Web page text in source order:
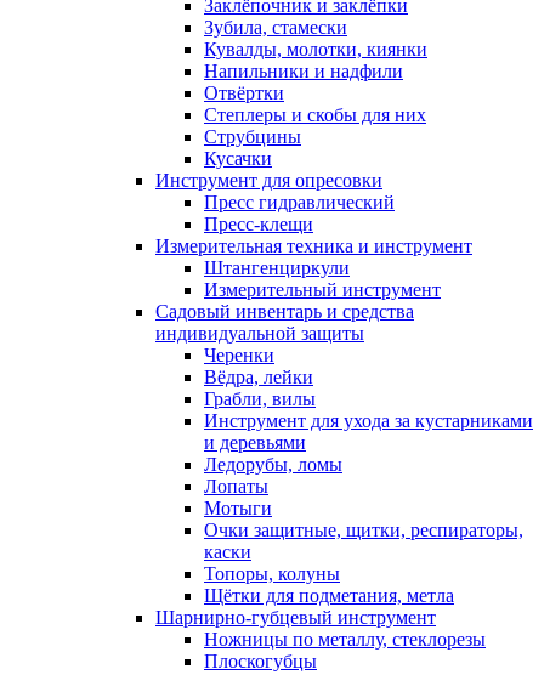
Заклёпочник и заклёпки
Зубила, стамески
Кувалды, молотки, киянки
Напильники и надфили
Отвёртки
Степлеры и скобы для них
Струбцины
Кусачки
Инструмент для опресовки
Пресс гидравлический
Пресс-клещи
Измерительная техника и инструмент
Штангенциркули
Измерительный инструмент
Садовый инвентарь и средства
индивидуальной защиты
Черенки
Вёдра, лейки
Грабли, вилы
Инструмент для ухода за кустарниками
и деревьями
Ледорубы, ломы
Лопаты
Мотыги
Очки защитные, щитки, респираторы,
каски
Топоры, колуны
Щётки для подметания, метла
Шарнирно-губцевый инструмент
Ножницы по металлу, стеклорезы
Плоскогубцы